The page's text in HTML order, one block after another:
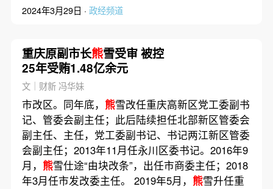
2024年3月29日 · 政经频道
重庆原副市长熊雪受审 被控
25年受贿1.48亿余元
文｜财新 冯华妹
市改区。同年底， 熊雪改任重庆高新区党工委副书
记、管委会副主任；此后陆续担任北部新区管委会
副主任、主任，党工委副书记、书记两江新区管委
会副主任；2013年11月任永川区委书记。2016年9
月， 熊雪仕途“由块改条”，出任市商委主任；2018
年3月任市发改委主任。 2019年5月， 熊雪升任重